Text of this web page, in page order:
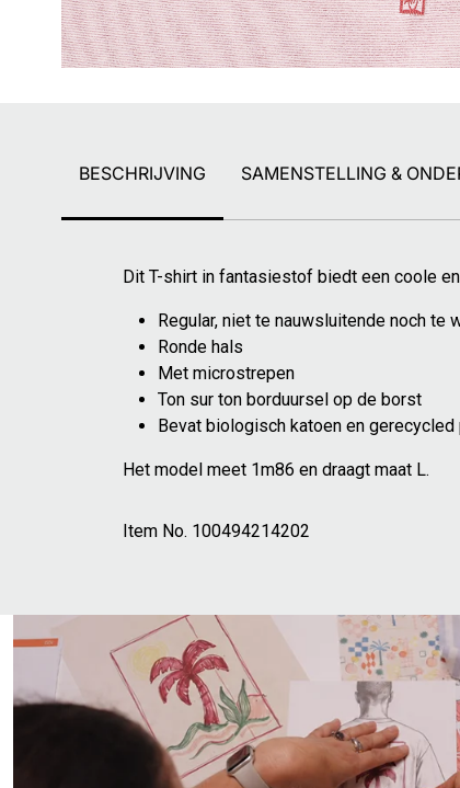
BESCHRIJVING SAMENSTELLING &
Dit T-shirt in fantasiestof biedt een coole
Regular, niet te nauwsluitende noch te
Ronde hals
Met microstrepen
Ton sur ton borduursel op de borst
Bevat biologisch katoen en
Het model meet 1m86 en draagt maat L.
Item No. 100494214202